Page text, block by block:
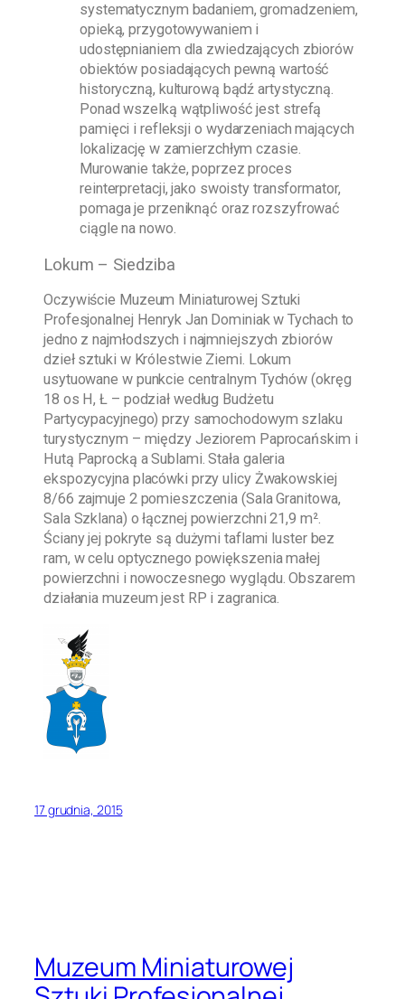
systematycznym badaniem, gromadzeniem,
opieką, przygotowywaniem i
udostępnianiem dla zwiedzających zbiorów
obiektów posiadających pewną wartość
historyczną, kulturową bądź artystyczną.
Ponad wszelką wątpliwość jest strefą
pamięci i refleksji o wydarzeniach mających
lokalizację w zamierzchłym czasie.
Murowanie także, poprzez proces
reinterpretacji, jako swoisty transformator,
pomaga je przeniknąć oraz rozszyfrować
ciągle na nowo.
Lokum – Siedziba
Oczywiście Muzeum Miniaturowej Sztuki
Profesjonalnej Henryk Jan Dominiak w Tychach to
jedno z najmłodszych i najmniejszych zbiorów
dzieł sztuki w Królestwie Ziemi. Lokum
usytuowane w punkcie centralnym Tychów (okręg
18 os H, Ł – podział według Budżetu
Partycypacyjnego) przy samochodowym szlaku
turystycznym – między Jeziorem Paprocańskim i
Hutą Paprocką a Sublami. Stała galeria
ekspozycyjna placówki przy ulicy Żwakowskiej
8/66 zajmuje 2 pomieszczenia (Sala Granitowa,
Sala Szklana) o łącznej powierzchni 21,9 m².
Ściany jej pokryte są dużymi taflami luster bez
ram, w celu optycznego powiększenia małej
powierzchni i nowoczesnego wyglądu. Obszarem
działania muzeum jest RP i zagranica.
17 grudnia, 2015
Muzeum Miniaturowej